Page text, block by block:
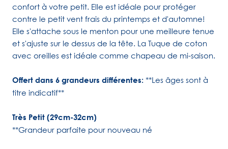
confort à votre petit. Elle est idéale pour protéger
contre le petit vent frais du printemps et d'automne!
Elle s'attache sous le menton pour une meilleure tenue
et s'ajuste sur le dessus de la tête. La Tuque de coton
avec oreilles est idéale comme chapeau de mi-saison.
Offert dans 6 grandeurs différentes: **Les âges sont à
titre indicatif**
Très Petit (29cm-32cm)
**Grandeur parfaite pour nouveau né